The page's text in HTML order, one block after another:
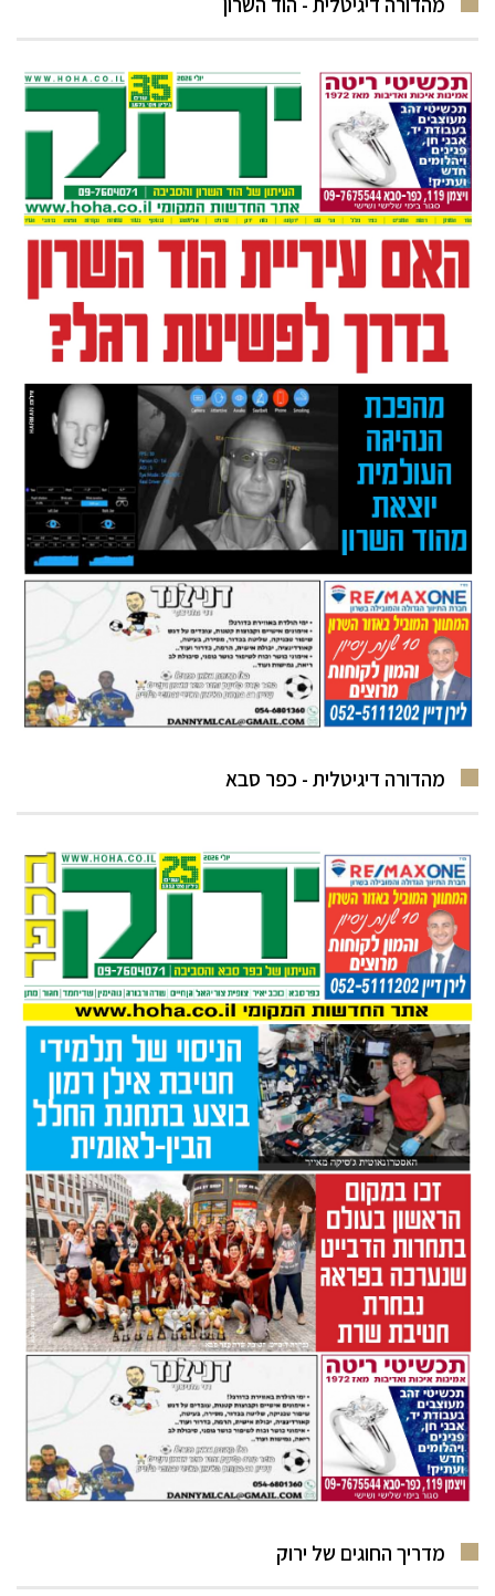
מהדורה דיגיטלית - כפר סבא
מדריך החוגים של ירוק